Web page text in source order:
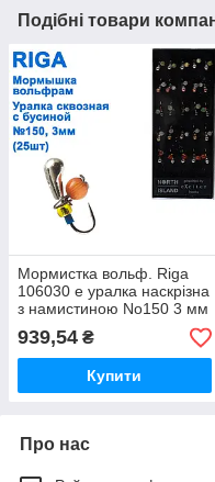
Подібні товари
Мормистка вольф. Riga
106030 e уралка наскрізна
з намистиною No150 3 мм
(25 шт.)
939,54 ₴
Купити
Про нас